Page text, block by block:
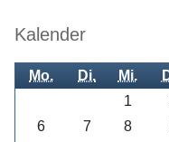
Kalender
Mo. Di. Mi.
1
6
7 8